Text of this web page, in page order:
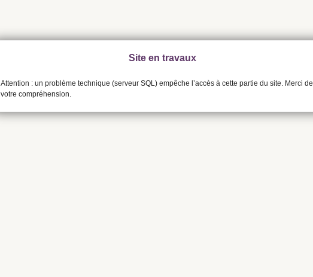
Site en travaux
Attention : un problème technique (serveur SQL) empêche l’accès à cette partie du site. Merci de
votre compréhension.